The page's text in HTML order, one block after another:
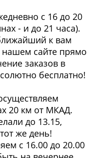
с 16 до 20
- и до 21 часа).
к вам
сайте прямо
заказов в
бесплатно!
20 км от МКАД.
до 13.15,
же день!
с 16.00 до 20.00